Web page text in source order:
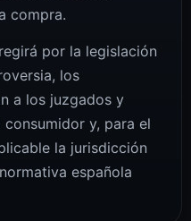
compra.
por la legislación
los
a los juzgados y
y, para el
la jurisdicción
española